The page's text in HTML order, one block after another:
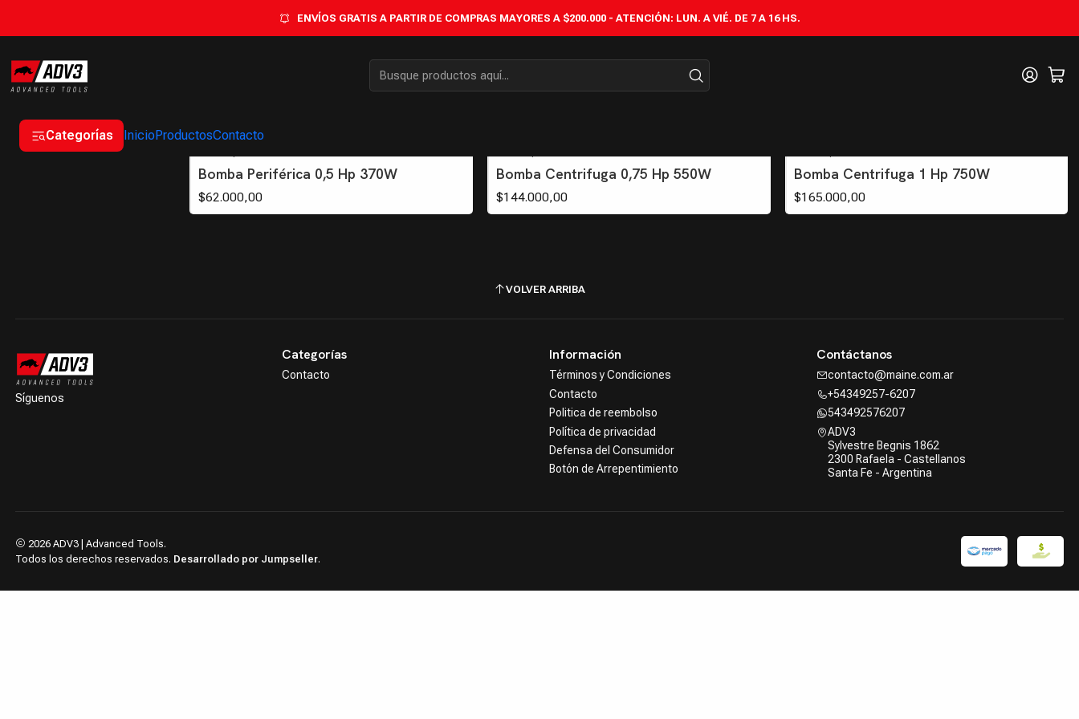
Categorías InicioProductosContacto
ENVÍOS GRATIS A PARTIR DE COMPRAS MAYORES A $200.000 - ATENCIÓN: LUN. A VIÉ. DE 7 A 16 HS.
Inicio ELÉCTRICAS BOMBAS
BOMBAS
Bomba Periférica 0,5 Hp 370W
$62.000,00
Bomba Centrifuga 0,75 Hp 550W
$144.000,00
Bomba Centrifuga 1 Hp 750W
$165.000,00
VOLVER ARRIBA
Síguenos
Categorías
Contacto
Información
Términos y Condiciones
Contacto
Politica de reembolso
Política de privacidad
Defensa del Consumidor
Botón de Arrepentimiento
Contáctanos
contacto@maine.com.ar
+54349257-6207
543492576207
ADV3
Sylvestre Begnis 1862
2300 Rafaela - Castellanos
Santa Fe - Argentina
2026 ADV3 | Advanced Tools.
Todos los derechos reservados. Desarrollado por Jumpseller.